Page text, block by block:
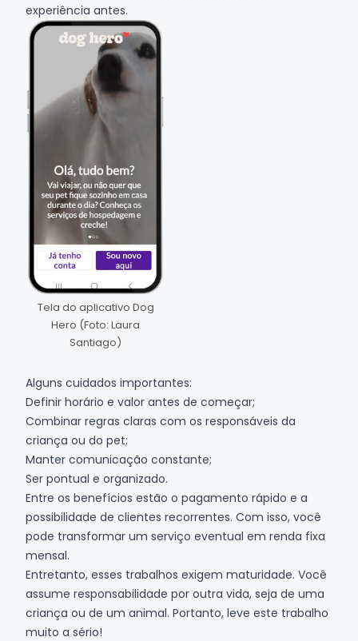
experiência antes.
Tela do aplicativo Dog
Hero (Foto: Laura
Santiago)
Alguns cuidados importantes:
Definir horário e valor antes de começar;
Combinar regras claras com os responsáveis da
criança ou do pet;
Manter comunicação constante;
Ser pontual e organizado.
Entre os benefícios estão o pagamento rápido e a
possibilidade de clientes recorrentes. Com isso, você
pode transformar um serviço eventual em renda fixa
mensal.
Entretanto, esses trabalhos exigem maturidade. Você
assume responsabilidade por outra vida, seja de uma
criança ou de um animal. Portanto, leve este trabalho
muito a sério!